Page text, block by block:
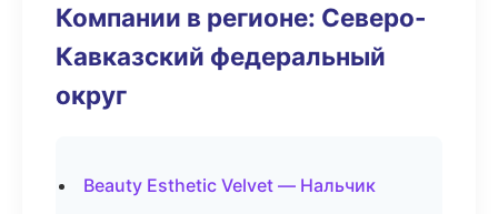
Компании в регионе: Северо-
Кавказский федеральный
округ
Beauty Esthetic Velvet — Нальчик